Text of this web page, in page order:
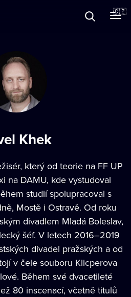
🇨🇿
Khek
který od teorie na FF UP
na DAMU, kde vystudoval
studií spolupracoval s
Mostě i Ostravě. Od roku
divadlem Mladá Boleslav,
šéf. V letech 2016–2019
divadel pražských a od
v čele souboru Klicperova
Během své dvacetileté
80 inscenací, včetně titulů